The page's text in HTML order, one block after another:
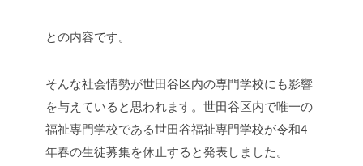
との内容です。
そんな社会情勢が世田谷区内の専門学校にも影響
を与えていると思われます。世田谷区内で唯一の
福祉専門学校である世田谷福祉専門学校が令和4
年春の生徒募集を休止すると発表しました。